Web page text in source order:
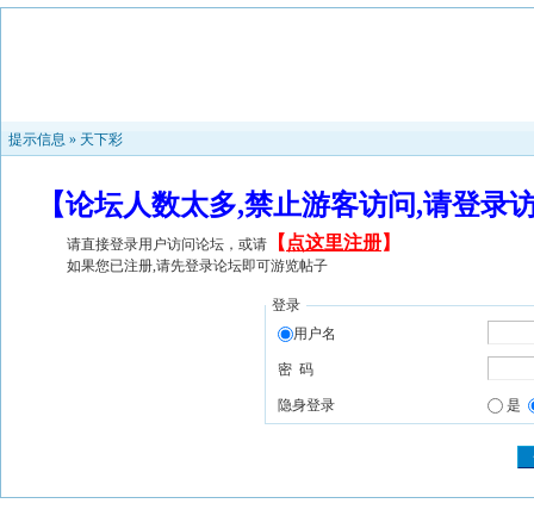
提示信息 » 天下彩
【论坛人数太多,禁止游客访问,请登
请直接登录用户访问论坛，或请 【 点这里注册】
如果您已注册,请先登录论坛即可游览帖子
登录
用户名
密 码
隐身登录 是